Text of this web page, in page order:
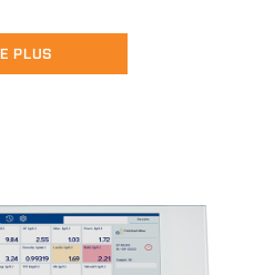
PLUS